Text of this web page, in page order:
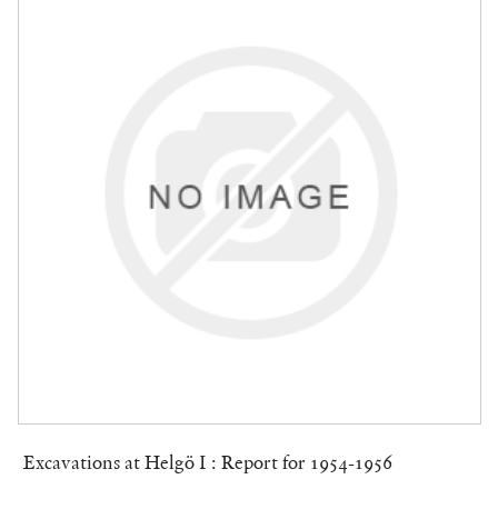
Excavations at Helgö I : Report for 1954-1956